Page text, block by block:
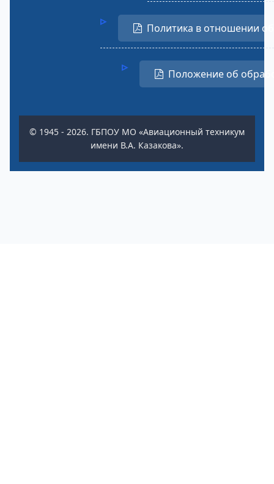
Политика в отношении
Положение об
© 1945 - 2026. ГБПОУ МО «Авиационный техникум
имени В.А. Казакова».